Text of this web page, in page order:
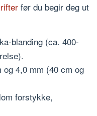
før du begir deg ut
blanding (ca. 400-
og 4,0 mm (40 cm og
forstykke,